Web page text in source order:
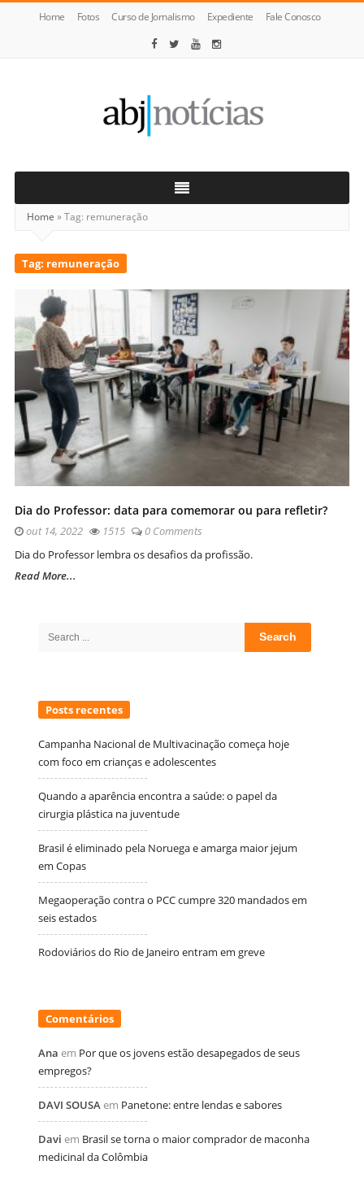
Home Fotos Curso de Jornalismo Expediente Fale Conosco
Notícias
Home »Tag: remuneração
Tag: remuneração
Dia do Professor: data para comemorar ou para refletir?
out 14, 2022 1515
0 Comments
Dia do Professor lembra os desafios da profissão.
Read More...
Posts recentes
Campanha Nacional de Multivacinação começa hoje
com foco em crianças e adolescentes
Quando a aparência encontra a saúde: o papel da
cirurgia plástica na juventude
Brasil é eliminado pela Noruega e amarga maior jejum
em Copas
Megaoperação contra o PCC cumpre 320 mandados em
seis estados
Rodoviários do Rio de Janeiro entram em greve
Comentários
Ana em Por que os jovens estão desapegados de seus
empregos?
DAVI SOUSA em Panetone: entre lendas e sabores
Davi em Brasil se torna o maior comprador de maconha
medicinal da Colômbia